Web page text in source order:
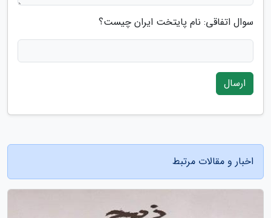
سوال اتفاقی: نام پایتخت ایران چیست؟
ارسال
اخبار و مقالات مرتبط